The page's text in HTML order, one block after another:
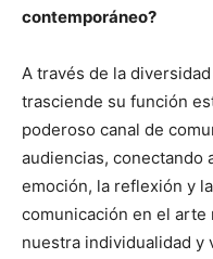
contemporáneo?
A través de la
trasciende su función
poderoso canal de
audiencias, conectando
emoción, la reflexión y
comunicación en el
nuestra individualidad y